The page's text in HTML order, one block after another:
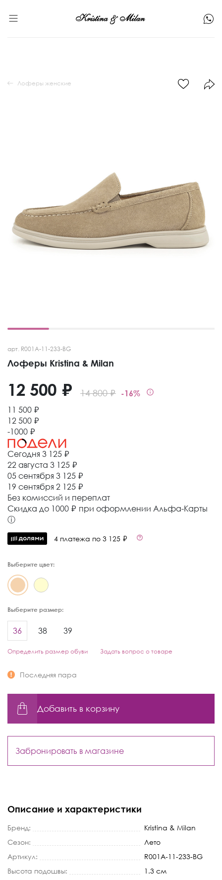
арт. R001A-11-233-BG
Лоферы Kristina & Milan
14 800 ₽ -16%
12 500 ₽
11 500 ₽
12 500 ₽
-1000 ₽
Сегодня 3 125 ₽
22 августа 3 125 ₽
05 сентября 3 125 ₽
19 сентября 2 125 ₽
Без комиссий и переплат
Cкидка до 1000 ₽ при оформлении Альфа-Карты
ⓘ
4 платежа по 3 125 ₽
Выберите цвет:
Выберите размер:
36 38 39
Определить размер обуви Задать вопрос о товаре
Последняя пара
Добавить в корзину
Забронировать в магазине
Лоферы женские
Описание и характеристики
Бренд:
Kristina & Milan
Сезон:
Лето
Артикул:
R001A-11-233-BG
Высота подошвы:
1.3 см